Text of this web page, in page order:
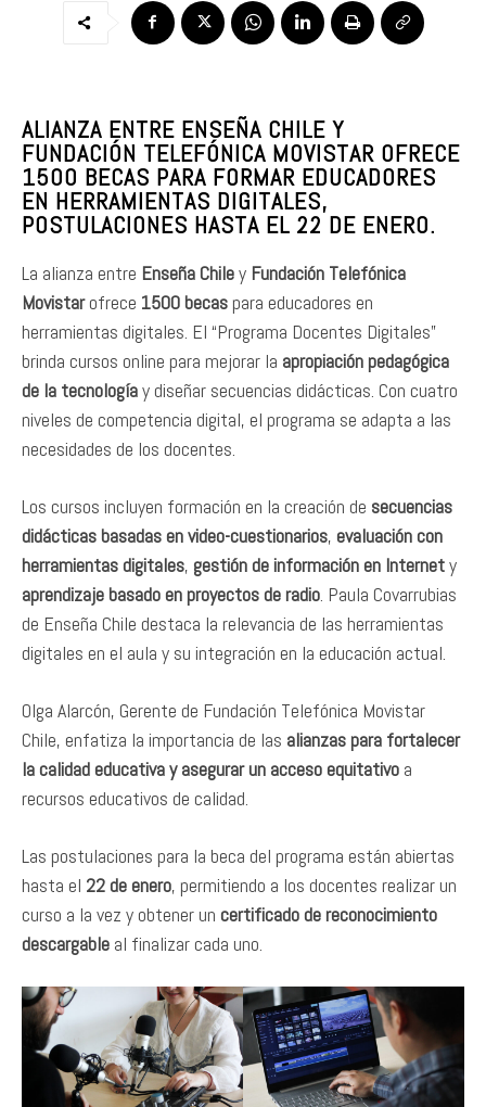
ALIANZA ENTRE ENSEÑA CHILE Y
FUNDACIÓN TELEFÓNICA MOVISTAR OFRECE
1500 BECAS PARA FORMAR EDUCADORES
EN HERRAMIENTAS DIGITALES,
POSTULACIONES HASTA EL 22 DE ENERO.
La alianza entre Enseña Chiley Fundación Telefónica
Movistarofrece 1500 becaspara educadores en
herramientas digitales. El “Programa Docentes Digitales”
brinda cursos online para mejorar la apropiación pedagógica
de la tecnologíay diseñar secuencias didácticas. Con cuatro
niveles de competencia digital, el programa se adapta a las
necesidades de los docentes.
Los cursos incluyen formación en la creación de secuencias
didácticas basadas en video-cuestionarios, evaluación con
herramientas digitales, gestión de información en Internety
aprendizaje basado en proyectos de radio . Paula Covarrubias
de Enseña Chile destaca la relevancia de las herramientas
digitales en el aula y su integración en la educación actual.
Olga Alarcón, Gerente de Fundación Telefónica Movistar
Chile, enfatiza la importancia de las alianzas para fortalecer
la calidad educativa y asegurar un acceso equitativo a
recursos educativos de calidad.
Las postulaciones para la beca del programa están abiertas
hasta el 22 de enero, permitiendo a los docentes realizar un
curso a la vez y obtener un certificado de reconocimiento
descargable al finalizar cada uno.